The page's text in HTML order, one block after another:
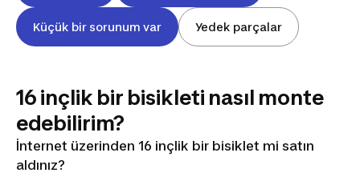
Küçük bir sorunum var Yedek parçalar
16 inçlik bir bisikleti nasıl monte
edebilirim?
İnternet üzerinden 16 inçlik bir bisiklet mi satın
aldınız?